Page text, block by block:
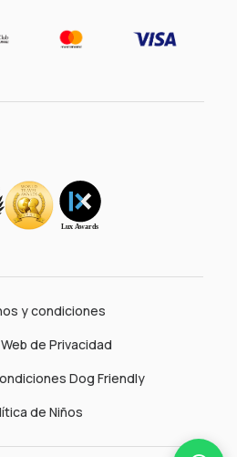
y condiciones
de Privacidad
Dog Friendly
de Niños